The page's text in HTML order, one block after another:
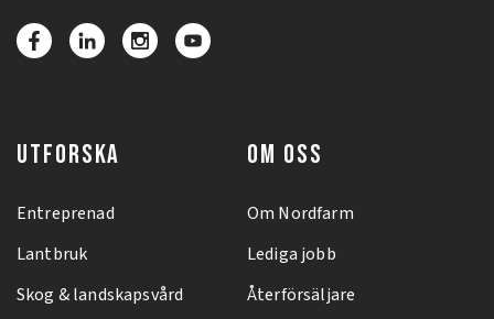
UTFORSKA
Entreprenad
Lantbruk
Skog & landskapsvård
OM OSS
Om Nordfarm
Lediga jobb
Återförsäljare